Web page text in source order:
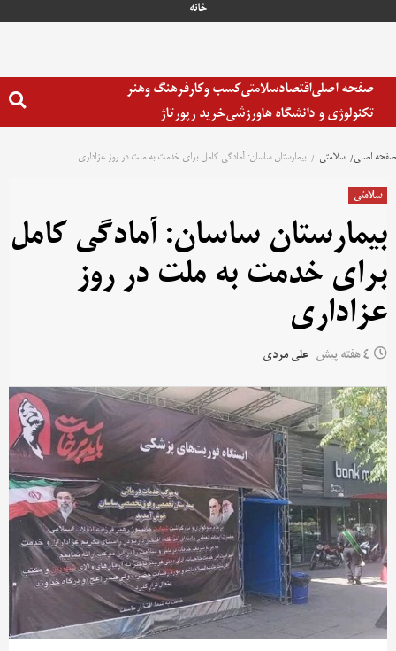
خانه
صفحه اصلیاقتصادسلامتیکسب وکارفرهنگ وهنر
تکنولوژی و دانشگاه هاورزشیخرید رپورتاژ
صفحه اصلی سلامتی بیمارستان ساسان: آمادگی کامل برای خدمت به ملت در روز عزاداری
سلامتی
بیمارستان ساسان: آمادگی کامل
برای خدمت به ملت در روز
عزاداری
4 هفته پیش علی مردی